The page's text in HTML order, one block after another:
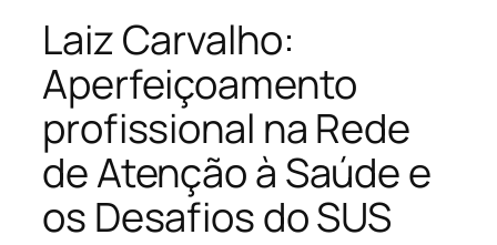
Laiz Carvalho:
Aperfeiçoamento
profissional na Rede
de Atenção à Saúde e
os Desafios do SUS